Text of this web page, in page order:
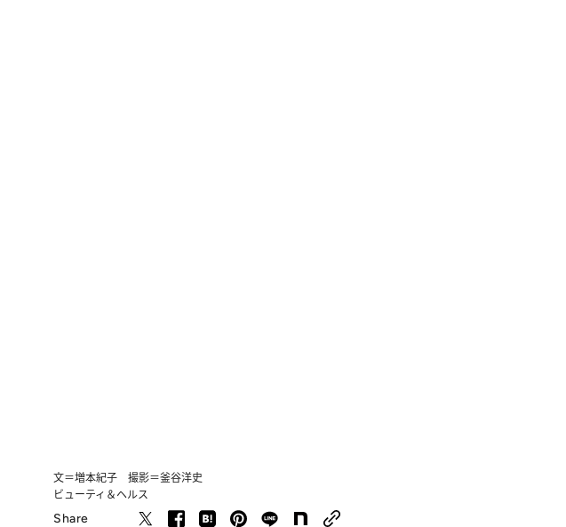
文＝増本紀子 撮影＝釜谷洋史
ビューティ＆ヘルス
Share